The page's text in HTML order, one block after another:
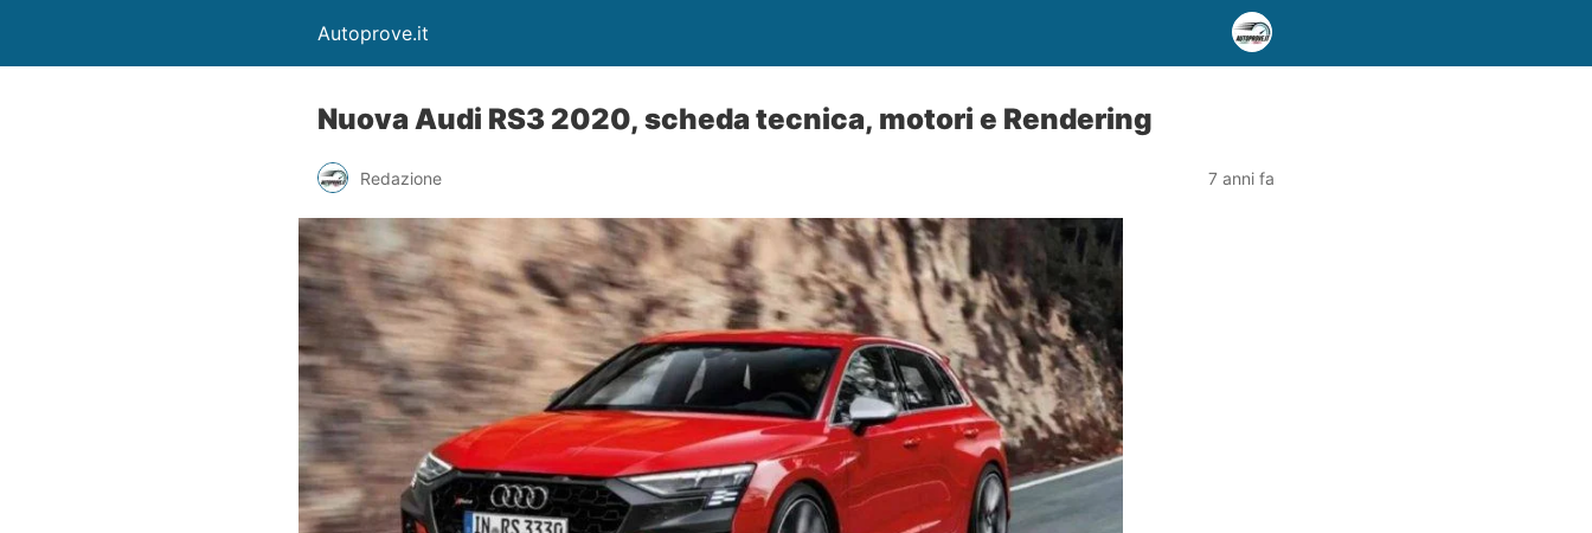
Autoprove.it
Nuova Audi RS3 2020, scheda tecnica, motori e Rendering
Redazione 7 anni fa